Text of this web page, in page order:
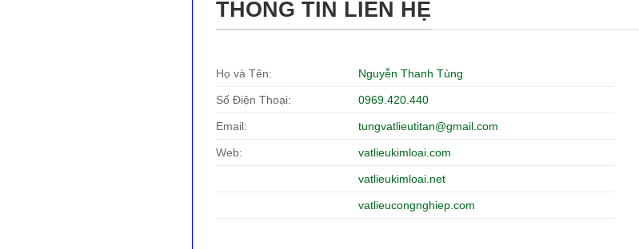
THÔNG TIN LIÊN HỆ
Họ và Tên: Nguyễn Thanh Tùng
Số Điện Thoại: 0969.420.440
Email: tungvatlieutitan@gmail.com
Web: vatlieukimloai.com
vatlieukimloai.net
vatlieucongnghiep.com